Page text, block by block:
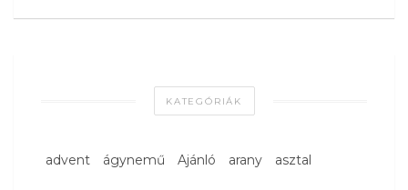
KATEGÓRIÁK
advent ágynemű Ajánló arany asztal